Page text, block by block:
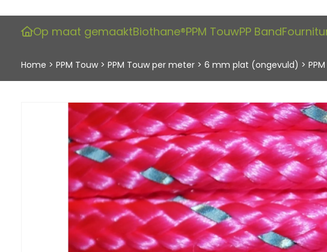
Op maat gemaaktBiothane®PPM TouwPP Band
Home > PPM Touw > PPM Touw per meter > 6 mm plat (ongevuld) >